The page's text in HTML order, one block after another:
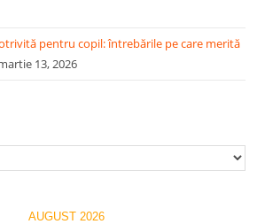
pentru copil: întrebările pe care merită
13, 2026
AUGUST 2026